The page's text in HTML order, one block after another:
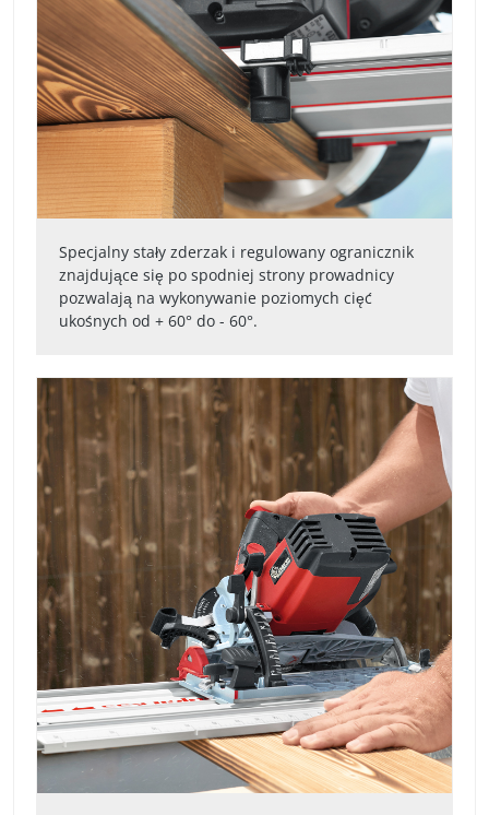
Specjalny stały zderzak i regulowany ogranicznik
znajdujące się po spodniej strony prowadnicy
pozwalają na wykonywanie poziomych cięć
ukośnych od + 60° do - 60°.